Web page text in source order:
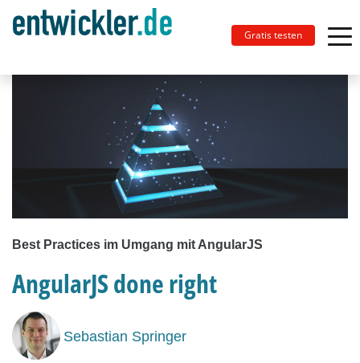
Gratis testen
Best Practices im Umgang mit AngularJS
AngularJS done right
Sebastian Springer